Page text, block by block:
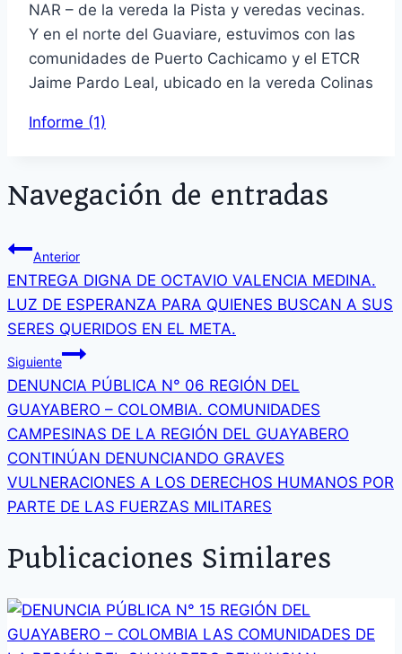
NAR – de la vereda la Pista y veredas vecinas.
Y en el norte del Guaviare, estuvimos con las
comunidades de Puerto Cachicamo y el ETCR
Jaime Pardo Leal, ubicado en la vereda Colinas
Informe (1)
Navegación de entradas
Anterior
ENTREGA DIGNA DE OCTAVIO VALENCIA MEDINA.
LUZ DE ESPERANZA PARA QUIENES BUSCAN A SUS
SERES QUERIDOS EN EL META.
Siguiente
DENUNCIA PÚBLICA N° 06 REGIÓN DEL
GUAYABERO – COLOMBIA. COMUNIDADES
CAMPESINAS DE LA REGIÓN DEL GUAYABERO
CONTINÚAN DENUNCIANDO GRAVES
VULNERACIONES A LOS DERECHOS HUMANOS POR
PARTE DE LAS FUERZAS MILITARES
Publicaciones Similares